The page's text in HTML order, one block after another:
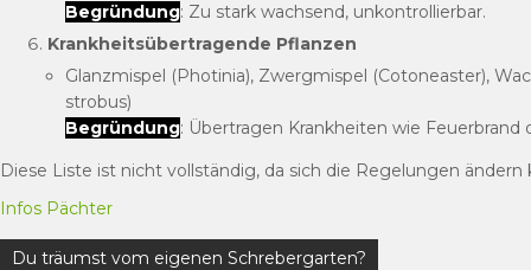
Begründung: Zu stark wachsend, unkontrollierbar.
Krankheitsübertragende Pflanzen
Glanzmispel (Photinia), Zwergmispel (Cotoneaster),
strobus)
Begründung: Übertragen Krankheiten wie
Diese Liste ist nicht vollständig, da sich die Regelungen ändern
Infos Pächter
Beitragsnavigation
Du träumst vom eigenen Schrebergarten?